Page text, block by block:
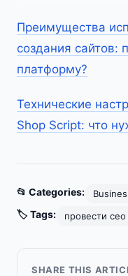
Преимущества
создания сайтов:
платформу?
Технические
Shop Script: что
📂 Categories:
🏷️ Tags: провести сео
SHARE THIS